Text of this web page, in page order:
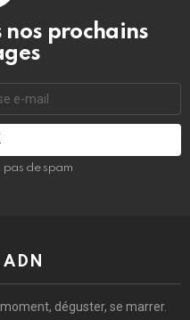
nos prochains
pas de spam
ADN
déguster, se marrer.